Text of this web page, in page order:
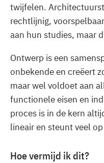
twijfelen.
rechtlijnig,
aan hun studies, maar
Ontwerp is een
onbekende en creëert
maar wel voldoet aan
functionele eisen en
proces is in de kern
lineair en steunt veel
Hoe vermijd ik dit?